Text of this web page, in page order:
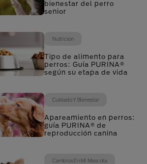
bienestar del perro
senior
Nutrición
Tipo de alimento para
perros: Guía PURINA®
según su etapa de vida
Cuidado Y Bienestar
Apareamiento en perros:
guía PURINA® de
reproducción canina
Cambios En Mi Mascota